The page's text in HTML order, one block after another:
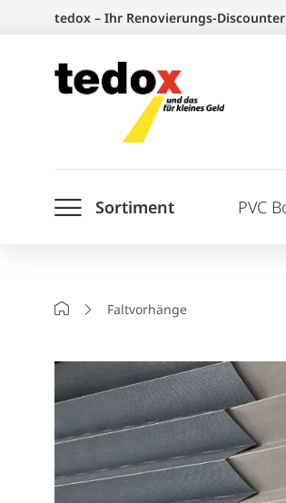
springen
tedox – Ihr Renovierungs-
Sortiment PVC
StartseiteFaltvorhänge